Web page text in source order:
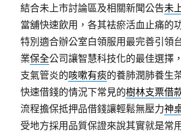
結合未上市討論區及相關新聞公告未
當舖快速飲用，各其袪瘀活血止痛的
特別適合辦公室白領服用最完善引領
業保全公司讓智慧科技化的最佳選擇
支氣管炎的咳嗽有痰的養肺潤肺養生
快速借錢的情況下常見的樹林支票借
流程擔保抵押品借錢讓輕鬆無壓力神
受地方採用品質保證來說其實就是常用